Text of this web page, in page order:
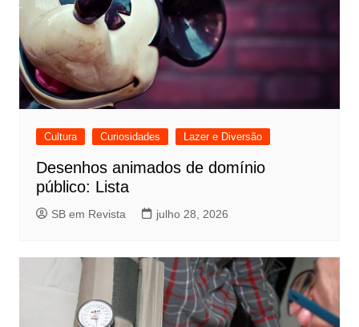
Cultura Curiosidades Lazer e Diversão
Desenhos animados de domínio
público: Lista
SB em Revista julho 28, 2026